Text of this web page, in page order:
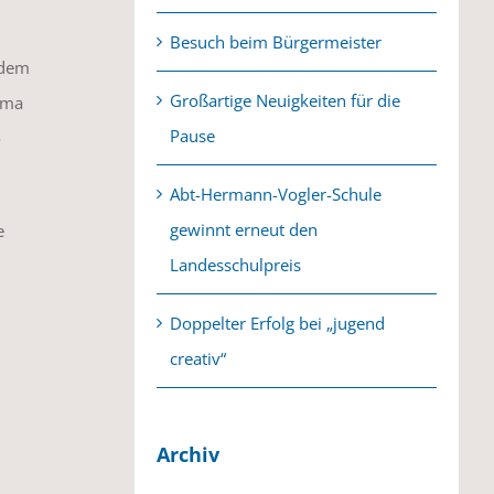
Besuch beim Bürgermeister
Großartige Neuigkeiten für die
Pause
Abt-Hermann-Vogler-Schule
gewinnt erneut den
Landesschulpreis
Doppelter Erfolg bei „jugend
creativ“
Archiv